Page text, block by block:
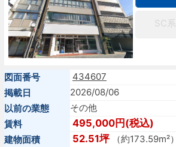
SC系
図面番号
434607
掲載日
2026/08/06
以前の業態
その他
賃料
495,000円(税込)
建物面積 52.51坪（約173.59m²）